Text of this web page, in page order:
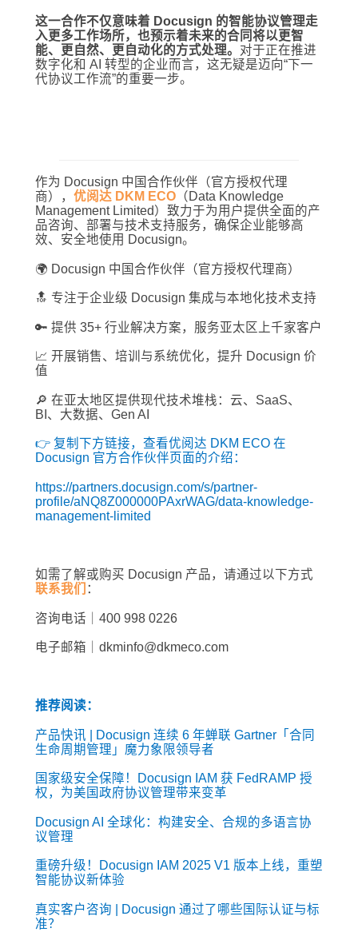
这一合作不仅意味着 Docusign 的智能协议管理走
入更多工作场所，也预示着未来的合同将以更智
能、更自然、更自动化的方式处理。 对于正在推进
数字化和 AI 转型的企业而言，这无疑是迈向“下一
代协议工作流”的重要一步。
作为 Docusign 中国合作伙伴（官方授权代理
商）， 优阅达 DKM ECO（Data Knowledge
Management Limited）致力于为用户提供全面的产
品咨询、部署与技术支持服务，确保企业能够高
效、安全地使用 Docusign。
🌍 Docusign 中国合作伙伴（官方授权代理商）
🔝 专注于企业级 Docusign 集成与本地化技术支持
🔑 提供 35+ 行业解决方案，服务亚太区上千家客户
📈 开展销售、培训与系统优化，提升 Docusign 价
值
🔎 在亚太地区提供现代技术堆栈：云、SaaS、
BI、大数据、Gen AI
👉 复制下方链接，查看优阅达 DKM ECO 在
Docusign 官方合作伙伴页面的介绍：
https://partners.docusign.com/s/partner-
profile/aNQ8Z000000PAxrWAG/data-knowledge-
management-limited
如需了解或购买 Docusign 产品，请通过以下方式
联系我们 ：
咨询电话｜400 998 0226
电子邮箱｜dkminfo@dkmeco.com
推荐阅读：
产品快讯 | Docusign 连续 6 年蝉联 Gartner「合同
生命周期管理」魔力象限领导者
国家级安全保障！Docusign IAM 获 FedRAMP 授
权，为美国政府协议管理带来变革
Docusign AI 全球化：构建安全、合规的多语言协
议管理
重磅升级！Docusign IAM 2025 V1 版本上线，重塑
智能协议新体验
真实客户咨询 | Docusign 通过了哪些国际认证与标
准？